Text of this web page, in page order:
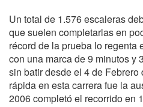
Un total de 1.576 escaleras
que suelen completarlas en
récord de la prueba lo regenta
con una marca de 9 minutos y
sin batir desde el 4 de
rápida en esta carrera fue la
2006 completó el recorrido en